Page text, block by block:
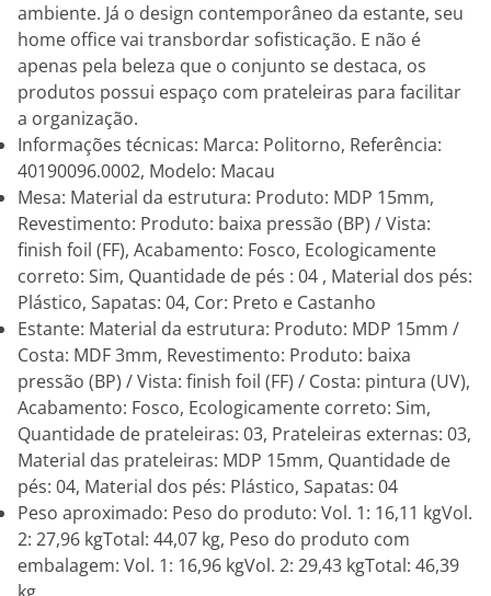
ambiente. Já o design contemporâneo da estante, seu
home office vai transbordar sofisticação. E não é
apenas pela beleza que o conjunto se destaca, os
produtos possui espaço com prateleiras para facilitar
a organização.
Informações técnicas: Marca: Politorno, Referência:
40190096.0002, Modelo: Macau
Mesa: Material da estrutura: Produto: MDP 15mm,
Revestimento: Produto: baixa pressão (BP) / Vista:
finish foil (FF), Acabamento: Fosco, Ecologicamente
correto: Sim, Quantidade de pés : 04 , Material dos pés:
Plástico, Sapatas: 04, Cor: Preto e Castanho
Estante: Material da estrutura: Produto: MDP 15mm /
Costa: MDF 3mm, Revestimento: Produto: baixa
pressão (BP) / Vista: finish foil (FF) / Costa: pintura (UV),
Acabamento: Fosco, Ecologicamente correto: Sim,
Quantidade de prateleiras: 03, Prateleiras externas: 03,
Material das prateleiras: MDP 15mm, Quantidade de
pés: 04, Material dos pés: Plástico, Sapatas: 04
Peso aproximado: Peso do produto: Vol. 1: 16,11 kgVol.
2: 27,96 kgTotal: 44,07 kg, Peso do produto com
embalagem: Vol. 1: 16,96 kgVol. 2: 29,43 kgTotal: 46,39